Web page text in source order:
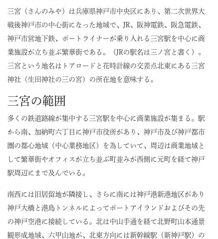
三宮（さんのみや）は兵庫県神戸市中央区にあり、第二次世界大
戦後神戸市の中心街になった地域で、JR、阪神電鉄、阪急電鉄、
神戸市営地下鉄、ポートライナーが乗り入れる三宮駅を中心に商
業施設が立ち並ぶ繁華街である。（JRの駅名は三ノ宮と書く）。
三宮という地名はトアロードと花時計線の交差点北東にある三宮
神社（生田神社の三の宮）の所在地を意味する。
三宮の範囲
多くの鉄道路線が集中する三宮駅を中心に商業施設が集まる。駅
から南、加納町六丁目に神戸市役所があり、神戸市及び神戸都市
圏の都心地域（中心業務地区）を為していて、周辺は商業地域と
して繁華街やオフィスが立ち並ぶ町並みが西側に元町を経て神戸
駅周辺にまで及んでいる。
南西には旧居留地が隣接し、さらに南には神戸港新港地区があり
神戸大橋と港島トンネルによってポートアイランドおよびその先
の神戸空港に接続している。北は中山手通を経て北野町山本通景
観形成地域、六甲山地が、北東方向には新幹線駅（新神戸駅）の